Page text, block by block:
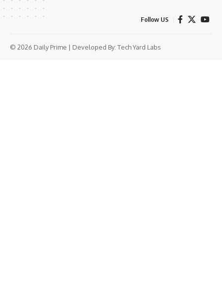
Follow US
© 2026 Daily Prime | Developed By: Tech Yard Labs